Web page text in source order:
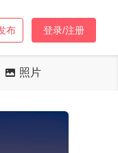
布 登录/注册
照片